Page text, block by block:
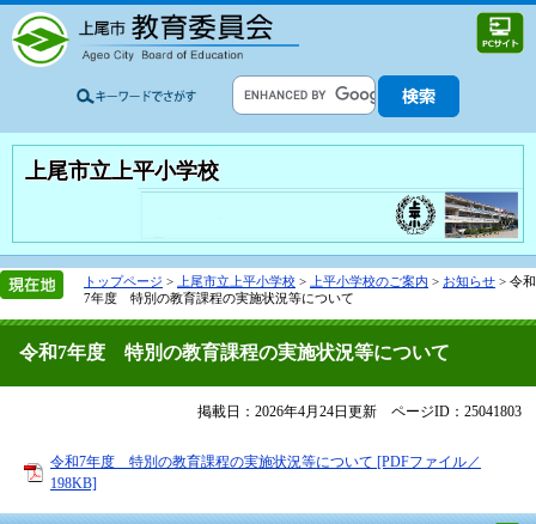
上尾市立上平小学校
トップページ > 上尾市立上平小学校 > 上平小学校のご案内 > お知らせ > 令和
7年度 特別の教育課程の実施状況等について
令和7年度 特別の教育課程の実施状況等について
掲載日：2026年4月24日更新 ページID：25041803
令和7年度 特別の教育課程の実施状況等について [PDFファイル／
198KB]